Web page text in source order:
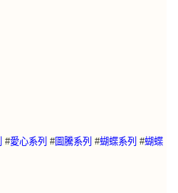
#愛心系列 #圖騰系列 #蝴蝶系列 #蝴蝶